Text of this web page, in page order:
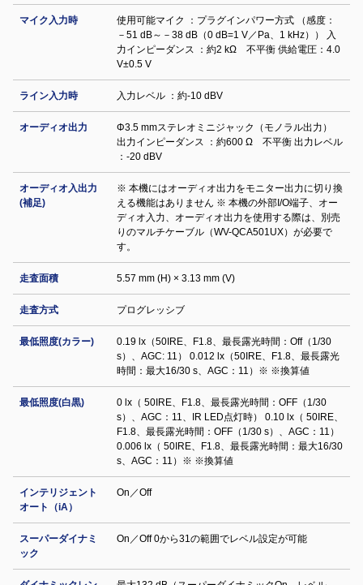
マイク入力時
使用可能マイク ：プラグインパワー方式 （感度：
－51 dB～－38 dB（0 dB=1 V／Pa、1 kHz）） 入
力インピーダンス ：約2 kΩ 不平衡 供給電圧：4.0
V±0.5 V
ライン入力時 入力レベル ：約-10 dBV
オーディオ出力
Φ3.5 mmステレオミニジャック（モノラル出力）
出力インピーダンス ：約600 Ω 不平衡 出力レベル
：-20 dBV
オーディオ入出力
(補足)
※ 本機にはオーディオ出力をモニター出力に切り換
える機能はありません ※ 本機の外部I/O端子、オー
ディオ入力、オーディオ出力を使用する際は、別売
りのマルチケーブル（WV-QCA501UX）が必要で
す。
走査面積 5.57 mm (H) × 3.13 mm (V)
走査方式 プログレッシブ
最低照度(カラー)
0.19 lx（50IRE、F1.8、最長露光時間：Off（1/30
s）、AGC: 11） 0.012 lx（50IRE、F1.8、最長露光
時間：最大16/30 s、AGC：11）※ ※換算値
最低照度(白黒)
0 lx（ 50IRE、F1.8、最長露光時間：OFF（1/30
s）、AGC：11、IR LED点灯時） 0.10 lx（ 50IRE、
F1.8、最長露光時間：OFF（1/30 s）、AGC：11）
0.006 lx（ 50IRE、F1.8、最長露光時間：最大16/30
s、AGC：11）※ ※換算値
インテリジェント
オート（iA）
On／Off
スーパーダイナミ
ック
On／Off 0から31の範囲でレベル設定が可能